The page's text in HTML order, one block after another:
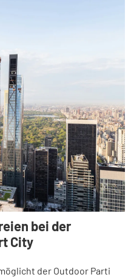
bei der
City
der Outdoor Parti